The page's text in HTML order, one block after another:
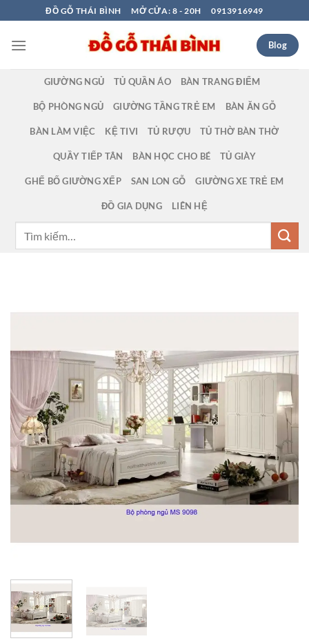
qua
nội
ĐỒ GỖ THÁI BÌNH MỞ CỬA: 8 - 20H 0913916949
Blog
GIƯỜNG NGỦ TỦ QUẦN ÁO BÀN TRANG ĐIỂM
BỘ PHÒNG NGỦ GIƯỜNG TẦNG TRẺ EM BÀN ĂN GỖ
BÀN LÀM VIỆC KỆ TIVI TỦ RƯỢU TỦ THỜ BÀN THỜ
QUẦY TIẾP TÂN BÀN HỌC CHO BÉ TỦ GIÀY
GHẾ BỐ GIƯỜNG XẾP SAN LON GỖ GIƯỜNG XE TRẺ EM
ĐỒ GIA DỤNG LIÊN HỆ